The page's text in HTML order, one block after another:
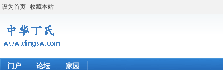
设为首页 收藏本站
门户 论坛 家园